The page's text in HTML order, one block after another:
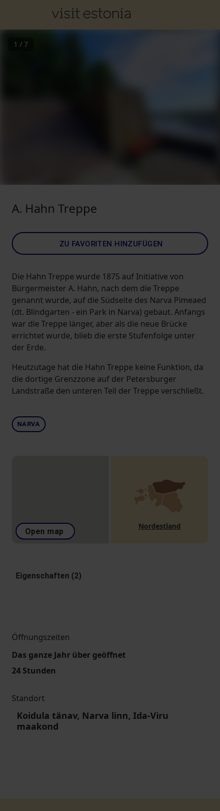
1 / 7
A. Hahn Treppe
ZU FAVORITEN HINZUFÜGEN
Die Hahn Treppe wurde 1875 auf Initiative von
Bürgermeister A. Hahn, nach dem die Treppe
genannt wurde, auf die Südseite des Narva Pimeaed
(dt. Blindgarten - ein Park in Narva) gebaut. Anfangs
war die Treppe länger, aber als die neue Brücke
errichtet wurde, blieb die erste Stufenfolge unter
der Erde.
Heutzutage hat die Hahn Treppe keine Funktion, da
die dortige Grenzzone auf der Petersburger
Landstraße den unteren Teil der Treppe verschließt.
NARVA
Open map
Nordestland
Eigenschaften (2)
Öffnungszeiten
Das ganze Jahr über geöffnet
24 Stunden
Standort
Koidula tänav, Narva linn, Ida-Viru
maakond